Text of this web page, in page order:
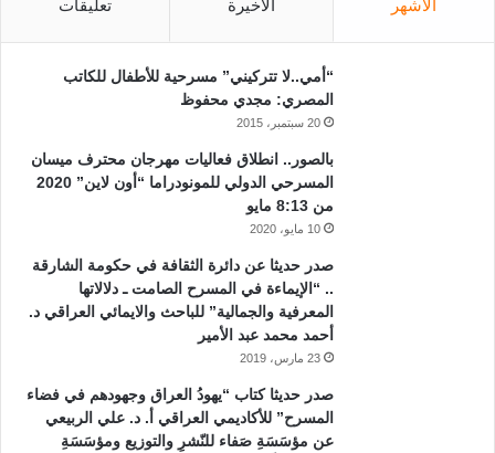
الأشهر الأخيرة تعليقات
“أمي..لا تتركيني” مسرحية للأطفال للكاتب
المصري: مجدي محفوظ
20 سبتمبر، 2015
بالصور.. انطلاق فعاليات مهرجان محترف ميسان
المسرحي الدولي للمونودراما “أون لاين” 2020
من 8:13 مايو
10 مايو، 2020
صدر حديثا عن دائرة الثقافة في حكومة الشارقة
.. “الإيماءة في المسرح الصامت ـ دلالاتها
المعرفية والجمالية” للباحث والايمائي العراقي د.
أحمد محمد عبد الأمير
23 مارس، 2019
صدر حديثا كتاب “يهودُ العراق وجهودهم في فضاء
المسرح” للأكاديمي العراقي أ. د. علي الربيعي
عن مؤسَسَةِ صَفاء للنّشرِ والتوزيع ومؤسَسَةِ